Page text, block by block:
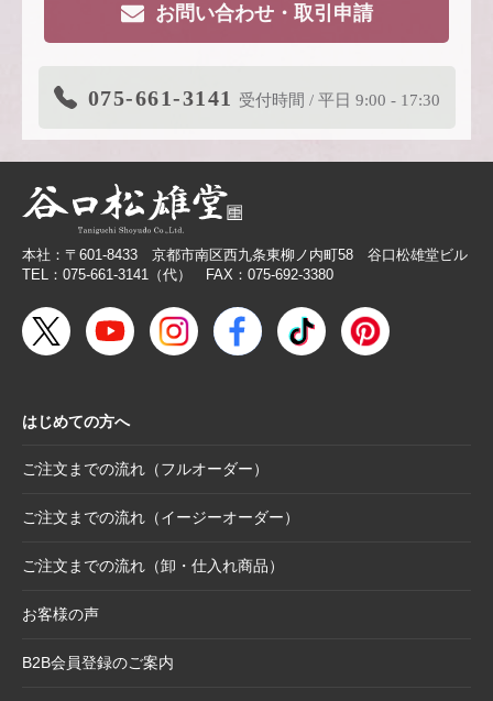
2026.3.11 商品リニューアルのご案内
2026.2.26
【無料提供】売場づくりを応援！訴求力を高
める専用POP
2026.2.19 【色紙】価格改定のお願い
2025.10.28
【新商品案内】色エンピツ作家 かわばたあき
こが描く、ワンダーランドへと誘うアートグ
ッズ〈メモボックス〉と〈ミニアートボック
2025.10.16
日付誤植に関するお詫びと交換対応のお知ら
2025.8.28 【和綴じノート】新柄発表
2025.8.21
2025.8.19
【新商品案内】躍進を呼び込む縁起物─2026
お問い合わせ・取引申請
075-661-3141 受付時間 / 平日 9:00 - 17:30
本社：〒601-8433 京都市南区西九条東柳ノ内町58 谷口松雄堂ビル
TEL：075-661-3141（代） FAX：075-692-3380
はじめての方へ
ご注文までの流れ（フルオーダー）
ご注文までの流れ（イージーオーダー）
ご注文までの流れ（卸・仕入れ商品）
お客様の声
B2B会員登録のご案内